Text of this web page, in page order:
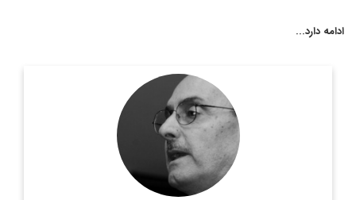
ادامه دارد...
سركيس نعوم، نويسنده و روزنامه نگار مشهور لبناني ويكي از ستون
نويسان روزنامه النهار است. وی در سال 2011 جایزه جهانی جبران
خلیل جبران را در استرالیا دریافت کرد. ...
اطلاعات بیشتر